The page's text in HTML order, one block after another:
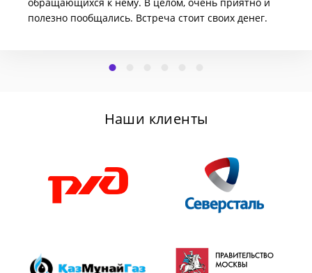
полезно пообщались. Встреча стоит своих денег.
Наши клиенты